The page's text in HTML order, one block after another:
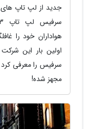
جدید از لپ تاپ
هواداران خود را
اولین بار این
مجهز شده!